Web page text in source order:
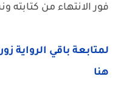
فور الانتهاء من كتابته
لمتابعة باقي الرواية
هنا